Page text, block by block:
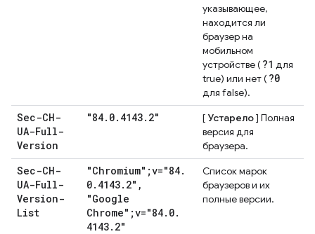
указывающее,
находится ли
браузер на
мобильном
устройстве ( ?1 для
true) или нет ( ?0
для false).
Sec-CH-
UA-Full-
Version
"84. 0. 4143. 2" [Устарело] Полная
версия для
браузера.
Sec-CH-
UA-Full-
Version-
List
"Chromium";v="84.
0. 4143. 2" ,
"Google
Chrome";v="84. 0.
4143. 2"
Список марок
браузеров и их
полные версии.